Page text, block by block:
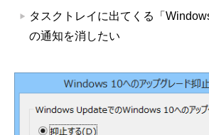
タスクトレイに出てくる「
の通知を消したい